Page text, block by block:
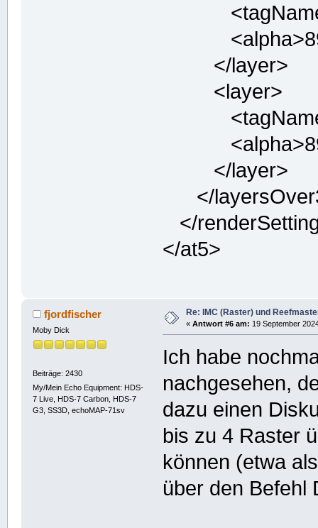
</layer>
<layer>
</layer>
</
</
</at5>
fjordfischer
Moby Dick
Beiträge: 2430
My/Mein Echo Equipment: HDS-
7 Live, HDS-7 Carbon, HDS-7
G3, SS3D, echoMAP-71sv
Re: IMC (Raster) und
« Antwort #6 am: 19 September
Ich habe
nachgesehen,
dazu einen
bis zu 4 Raster
können (etwa
über den Befehl